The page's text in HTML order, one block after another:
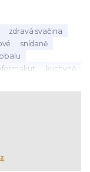
zdravá svačina
snídaně
kuchyně